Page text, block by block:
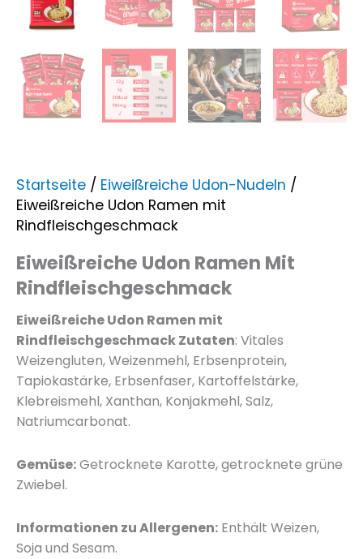
Startseite / Eiweißreiche Udon-Nudeln /
Eiweißreiche Udon Ramen mit
Rindfleischgeschmack
Eiweißreiche Udon Ramen Mit
Rindfleischgeschmack
Eiweißreiche Udon Ramen mit
Rindfleischgeschmack Zutaten: Vitales
Weizengluten, Weizenmehl, Erbsenprotein,
Tapiokastärke, Erbsenfaser, Kartoffelstärke,
Klebreismehl, Xanthan, Konjakmehl, Salz,
Natriumcarbonat.
Gemüse:Getrocknete Karotte, getrocknete grüne
Zwiebel.
Informationen zu Allergenen: Enthält Weizen,
Soja und Sesam.